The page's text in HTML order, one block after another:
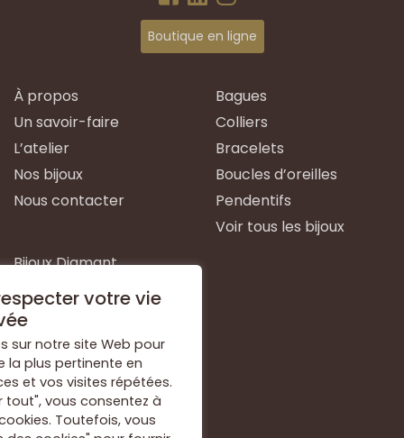
Boutique en ligne
À propos
Un savoir-faire
L’atelier
Nos bijoux
Nous contacter
Bagues
Colliers
Bracelets
Boucles d’oreilles
Pendentifs
Voir tous les bijoux
Bijoux Diamant
Bijoux Emeraude
Bijoux Or Blanc
Bijoux Or Jaune
Bijoux Argent
Voir tous les types de
bijoux
votre vie
sur notre site Web pour
la plus pertinente en
et vos visites répétées.
tout", vous consentez à
Toutefois, vous